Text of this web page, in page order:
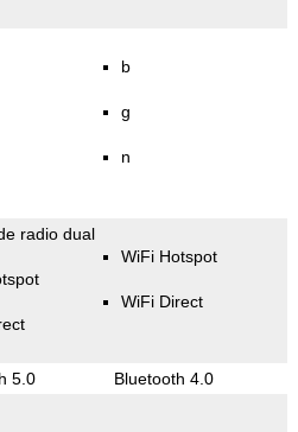
b
g
n
radio dual
WiFi Hotspot
WiFi Direct
5.0 Bluetooth 4.0